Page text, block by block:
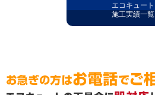
エコキュート
施工実績一覧